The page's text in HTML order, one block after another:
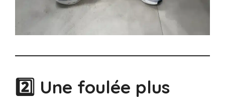
2️⃣ Une foulée plus